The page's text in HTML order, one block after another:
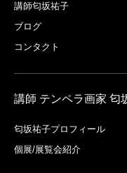
講師匂坂祐子
ブログ
コンタクト
講師 テンペラ画家 匂
匂坂祐子プロフィール
個展/展覧会紹介